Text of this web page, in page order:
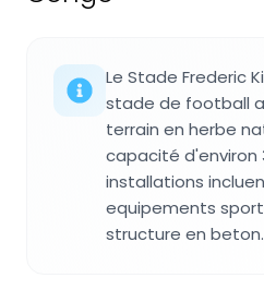
Le Stade Frederic
stade de football
terrain en herbe
capacité d'environ
installations
equipements
structure en beton.